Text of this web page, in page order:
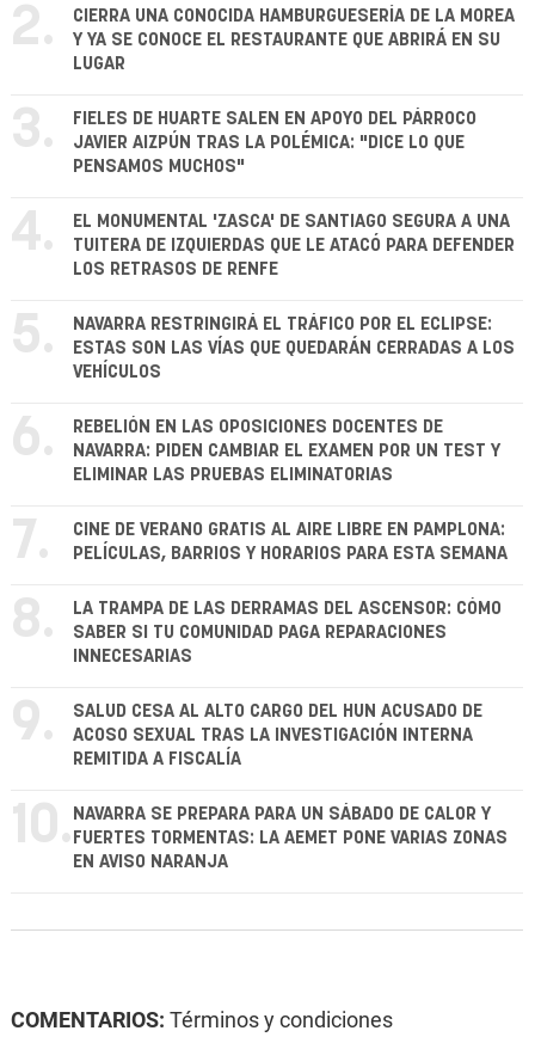
2.
CIERRA UNA CONOCIDA HAMBURGUESERÍA DE LA MOREA
Y YA SE CONOCE EL RESTAURANTE QUE ABRIRÁ EN SU
LUGAR
3.
FIELES DE HUARTE SALEN EN APOYO DEL PÁRROCO
JAVIER AIZPÚN TRAS LA POLÉMICA: "DICE LO QUE
PENSAMOS MUCHOS"
4.
EL MONUMENTAL 'ZASCA' DE SANTIAGO SEGURA A UNA
TUITERA DE IZQUIERDAS QUE LE ATACÓ PARA DEFENDER
LOS RETRASOS DE RENFE
5.
NAVARRA RESTRINGIRÁ EL TRÁFICO POR EL ECLIPSE:
ESTAS SON LAS VÍAS QUE QUEDARÁN CERRADAS A LOS
VEHÍCULOS
6.
REBELIÓN EN LAS OPOSICIONES DOCENTES DE
NAVARRA: PIDEN CAMBIAR EL EXAMEN POR UN TEST Y
ELIMINAR LAS PRUEBAS ELIMINATORIAS
7.
CINE DE VERANO GRATIS AL AIRE LIBRE EN PAMPLONA:
PELÍCULAS, BARRIOS Y HORARIOS PARA ESTA SEMANA
8.
LA TRAMPA DE LAS DERRAMAS DEL ASCENSOR: CÓMO
SABER SI TU COMUNIDAD PAGA REPARACIONES
INNECESARIAS
9.
SALUD CESA AL ALTO CARGO DEL HUN ACUSADO DE
ACOSO SEXUAL TRAS LA INVESTIGACIÓN INTERNA
REMITIDA A FISCALÍA
10. NAVARRA SE PREPARA PARA UN SÁBADO DE CALOR Y
FUERTES TORMENTAS: LA AEMET PONE VARIAS ZONAS
EN AVISO NARANJA
COMENTARIOS: Términos y condiciones